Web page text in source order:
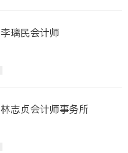
李璃民会计师
林志贞会计师事务所